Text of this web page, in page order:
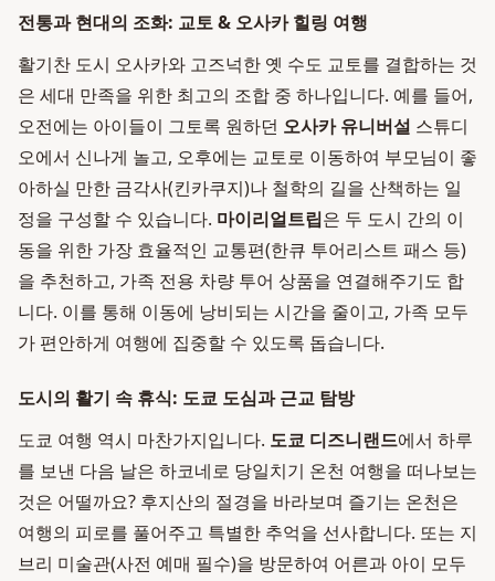
전통과 현대의 조화: 교토 & 오사카 힐링 여행
활기찬 도시 오사카와 고즈넉한 옛 수도 교토를 결합하는 것
은 세대 만족을 위한 최고의 조합 중 하나입니다. 예를 들어,
오전에는 아이들이 그토록 원하던 오사카 유니버설 스튜디
오에서 신나게 놀고, 오후에는 교토로 이동하여 부모님이 좋
아하실 만한 금각사(킨카쿠지)나 철학의 길을 산책하는 일
정을 구성할 수 있습니다. 마이리얼트립은 두 도시 간의 이
동을 위한 가장 효율적인 교통편(한큐 투어리스트 패스 등)
을 추천하고, 가족 전용 차량 투어 상품을 연결해주기도 합
니다. 이를 통해 이동에 낭비되는 시간을 줄이고, 가족 모두
가 편안하게 여행에 집중할 수 있도록 돕습니다.
도시의 활기 속 휴식: 도쿄 도심과 근교 탐방
도쿄 여행 역시 마찬가지입니다. 도쿄 디즈니랜드에서 하루
를 보낸 다음 날은 하코네로 당일치기 온천 여행을 떠나보는
것은 어떨까요? 후지산의 절경을 바라보며 즐기는 온천은
여행의 피로를 풀어주고 특별한 추억을 선사합니다. 또는 지
브리 미술관(사전 예매 필수)을 방문하여 어른과 아이 모두